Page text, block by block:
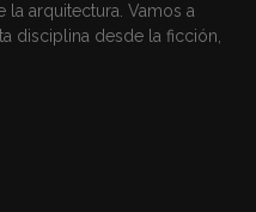
la arquitectura. Vamos a
disciplina desde la ficción,